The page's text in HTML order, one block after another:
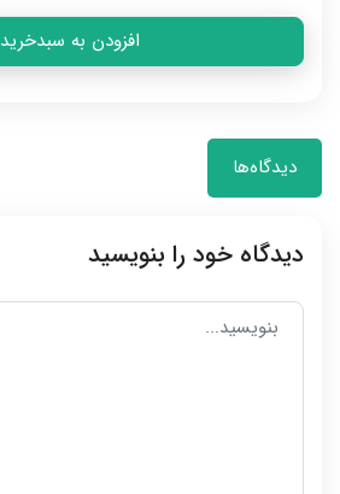
افزودن به سبدخرید
دیدگاه‌ها
دیدگاه خود را بنویسید